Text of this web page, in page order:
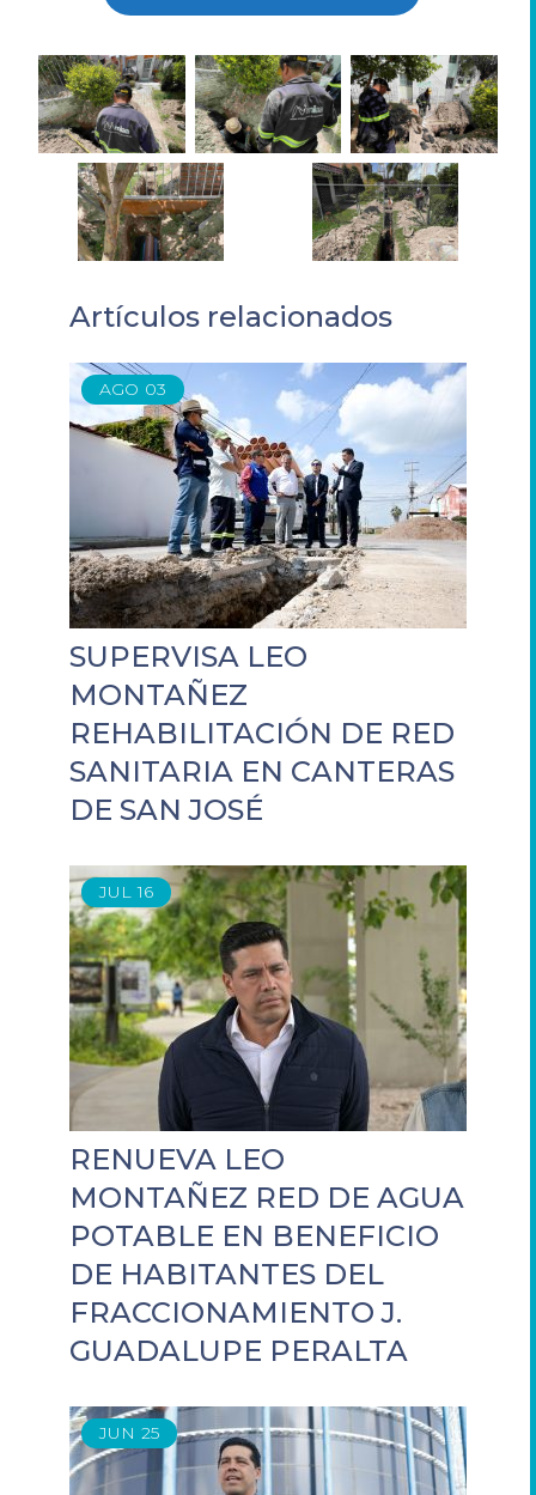
Artículos relacionados
AGO 03
SUPERVISA LEO
MONTAÑEZ
REHABILITACIÓN DE RED
SANITARIA EN CANTERAS
DE SAN JOSÉ
JUL 16
RENUEVA LEO
MONTAÑEZ RED DE AGUA
POTABLE EN BENEFICIO
DE HABITANTES DEL
FRACCIONAMIENTO J.
GUADALUPE PERALTA
JUN 25